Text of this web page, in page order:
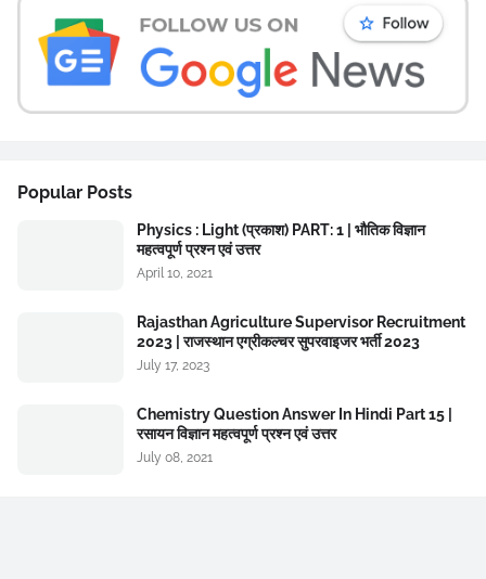
Popular Posts
Physics : Light (प्रकाश) PART: 1 | भौतिक विज्ञान
महत्वपूर्ण प्रश्न एवं उत्तर
April 10, 2021
Rajasthan Agriculture Supervisor Recruitment
2023 | राजस्थान एग्रीकल्चर सुपरवाइजर भर्ती 2023
July 17, 2023
Chemistry Question Answer In Hindi Part 15 |
रसायन विज्ञान महत्वपूर्ण प्रश्न एवं उत्तर
July 08, 2021